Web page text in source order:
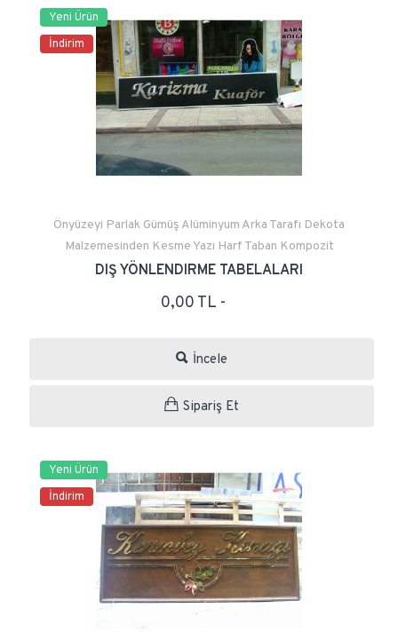
Yeni Ürün
İndirim
Önyüzeyi Parlak Gümüş Alüminyum Arka Tarafı Dekota
Malzemesinden Kesme Yazı Harf Taban Kompozit
DIŞ YÖNLENDIRME TABELALARI
0,00 TL -
İncele
Sipariş Et
Yeni Ürün
İndirim